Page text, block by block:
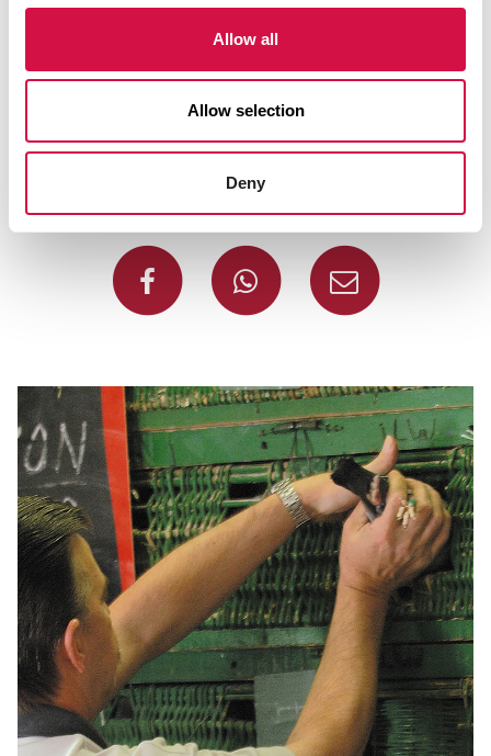
Allow all
Allow selection
Deny
Supporta un miglior funzionamento muscolare
Riduce i danni alle cellule muscolari
più rapida dopo uno sforzo
Supporta il sistema immunitario e riduce il
Condividi su
Condividi